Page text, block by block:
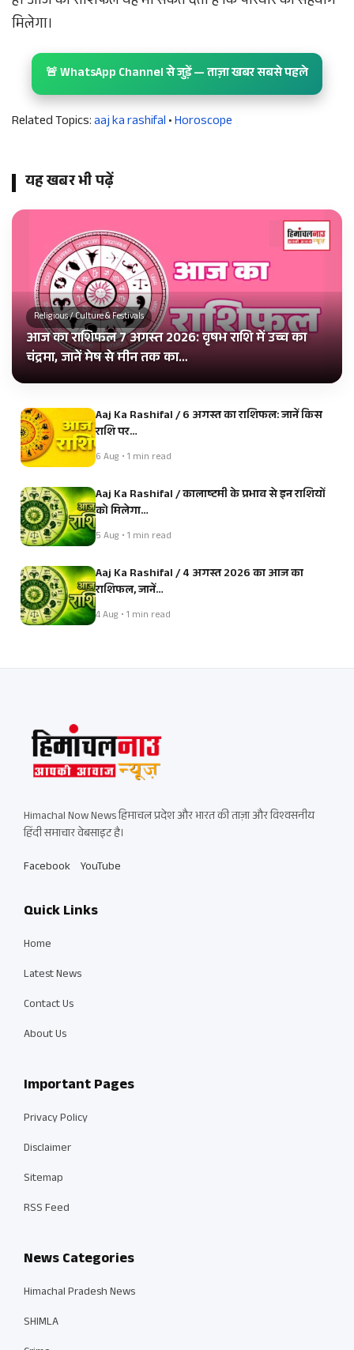
मिलेगा।
🚨 WhatsApp Channel से जुड़ें — ताज़ा खबर सबसे पहले
Related Topics:aaj ka rashifal•Horoscope
यह खबर भी पढ़ें
Religious / Culture & Festivals
आज का राशिफल 7 अगस्त 2026: वृषभ राशि में उच्च का
चंद्रमा, जानें मेष से मीन तक का…
Aaj Ka Rashifal / 6 अगस्त का राशिफल: जानें किस
राशि पर…
6 Aug • 1 min read
Aaj Ka Rashifal / कालाष्टमी के प्रभाव से इन राशियों
को मिलेगा…
5 Aug • 1 min read
Aaj Ka Rashifal / 4 अगस्त 2026 का आज का
राशिफल, जानें…
4 Aug • 1 min read
Himachal Now News हिमाचल प्रदेश और भारत की ताज़ा और विश्वसनीय
हिंदी समाचार वेबसाइट है।
Facebook YouTube
Quick Links
Home
Latest News
Contact Us
About Us
Important Pages
Privacy Policy
Disclaimer
Sitemap
RSS Feed
News Categories
Himachal Pradesh News
SHIMLA